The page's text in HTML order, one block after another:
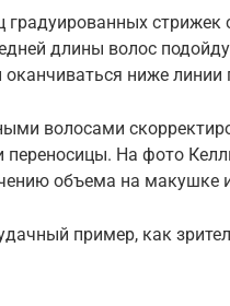
стрижек
длины волос
ниже линии
волосами
переносицы. На фото
объема на макушке
пример, как